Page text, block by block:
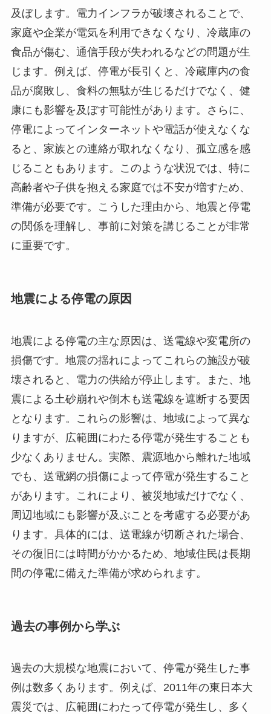
及ぼします。電力インフラが破壊されることで、
家庭や企業が電気を利用できなくなり、冷蔵庫の
食品が傷む、通信手段が失われるなどの問題が生
じます。例えば、停電が長引くと、冷蔵庫内の食
品が腐敗し、食料の無駄が生じるだけでなく、健
康にも影響を及ぼす可能性があります。さらに、
停電によってインターネットや電話が使えなくな
ると、家族との連絡が取れなくなり、孤立感を感
じることもあります。このような状況では、特に
高齢者や子供を抱える家庭では不安が増すため、
準備が必要です。こうした理由から、地震と停電
の関係を理解し、事前に対策を講じることが非常
に重要です。
地震による停電の原因
地震による停電の主な原因は、送電線や変電所の
損傷です。地震の揺れによってこれらの施設が破
壊されると、電力の供給が停止します。また、地
震による土砂崩れや倒木も送電線を遮断する要因
となります。これらの影響は、地域によって異な
りますが、広範囲にわたる停電が発生することも
少なくありません。実際、震源地から離れた地域
でも、送電網の損傷によって停電が発生すること
があります。これにより、被災地域だけでなく、
周辺地域にも影響が及ぶことを考慮する必要があ
ります。具体的には、送電線が切断された場合、
その復旧には時間がかかるため、地域住民は長期
間の停電に備えた準備が求められます。
過去の事例から学ぶ
過去の大規模な地震において、停電が発生した事
例は数多くあります。例えば、2011年の東日本大
震災では、広範囲にわたって停電が発生し、多く